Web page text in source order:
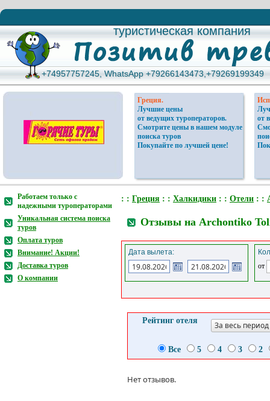
туристическая компания
туристическая компания
+74957757245, WhatsApp +79266143473,+79269199349
+74957757245, WhatsApp +79266143473,+79269199349
Греция.
Лучшие цены
от ведущих туроператоров.
Смотрите цены в нашем модуле
поиска туров
Покупайте по лучшей цене!
от
Работаем только с
надежными туроператорами
Уникальная система поиска
туров
Оплата туров
Внимание! Акции!
Доставка туров
О компании
: : Греция : : Халкидики : : Отели : :
Отзывы на Archontiko
Дата вылета:
от
Рейтинг отеля За весь период
Все 5 4 3 2
Нет отзывов.